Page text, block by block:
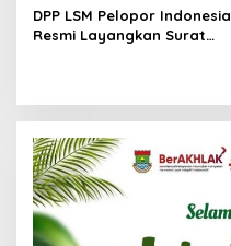
DPP LSM Pelopor Indonesia
Resmi Layangkan Surat